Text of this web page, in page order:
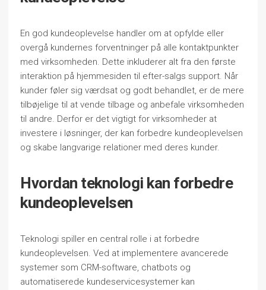
En god kundeoplevelse handler om at opfylde eller
overgå kundernes forventninger på alle kontaktpunkter
med virksomheden. Dette inkluderer alt fra den første
interaktion på hjemmesiden til efter-salgs support. Når
kunder føler sig værdsat og godt behandlet, er de mere
tilbøjelige til at vende tilbage og anbefale virksomheden
til andre. Derfor er det vigtigt for virksomheder at
investere i løsninger, der kan forbedre kundeoplevelsen
og skabe langvarige relationer med deres kunder.
Hvordan teknologi kan forbedre
kundeoplevelsen
Teknologi spiller en central rolle i at forbedre
kundeoplevelsen. Ved at implementere avancerede
systemer som CRM-software, chatbots og
automatiserede kundeservicesystemer kan